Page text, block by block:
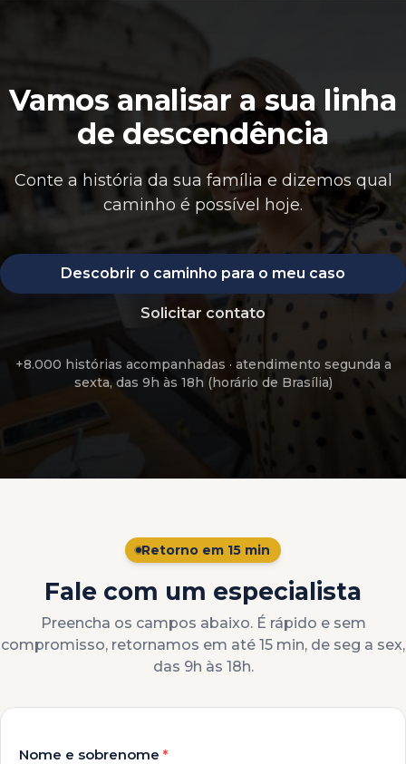
Vamos analisar a sua linha
de descendência
Conte a história da sua família e dizemos qual
caminho é possível hoje.
Descobrir o caminho para o meu caso
Solicitar contato
+8.000 histórias acompanhadas · atendimento segunda a
sexta, das 9h às 18h (horário de Brasília)
Retorno em 15 min
Fale com um especialista
Preencha os campos abaixo. É rápido e sem
compromisso, retornamos em até 15 min, de seg a sex,
das 9h às 18h.
Nome e sobrenome *